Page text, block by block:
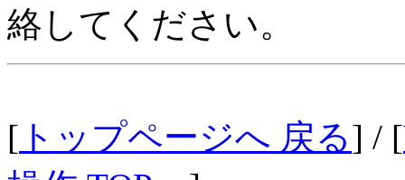
絡してください。
[ トップページへ 戻る] / [